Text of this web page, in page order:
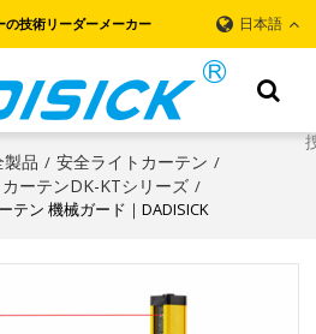
の技術リーダーメーカー 日本語
製品 / 安全ライトカーテン /
ーテンDK-KTシリーズ /
テン 機械ガード｜DADISICK